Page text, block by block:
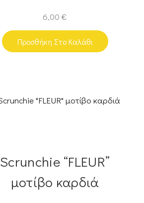
6,00€
Προσθήκη Στο Καλάθι
Scrunchie “FLEUR”
μοτίβο καρδιά